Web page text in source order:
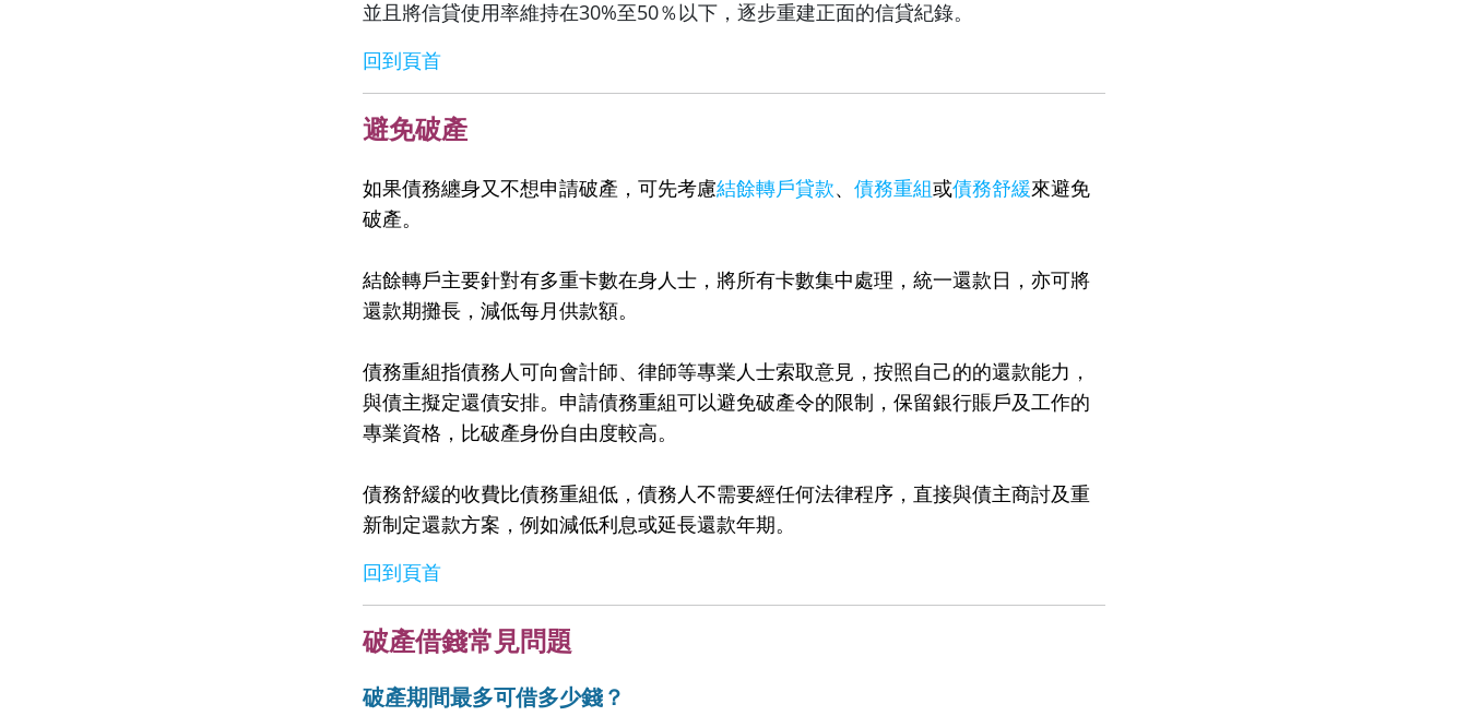
並且將信貸使用率維持在30%至50％以下，逐步重建正面的信貸紀錄。
回到頁首
避免破產
如果債務纏身又不想申請破產，可先考慮結餘轉戶貸款、 債務重組或債務舒緩來避免
破產。
結餘轉戶主要針對有多重卡數在身人士，將所有卡數集中處理，統一還款日，亦可將
還款期攤長，減低每月供款額。
債務重組指債務人可向會計師、律師等專業人士索取意見，按照自己的的還款能力，
與債主擬定還債安排。申請債務重組可以避免破產令的限制，保留銀行賬戶及工作的
專業資格，比破產身份自由度較高。
債務舒緩的收費比債務重組低，債務人不需要經任何法律程序，直接與債主商討及重
新制定還款方案，例如減低利息或延長還款年期。
回到頁首
破產借錢常見問題
破產期間最多可借多少錢？